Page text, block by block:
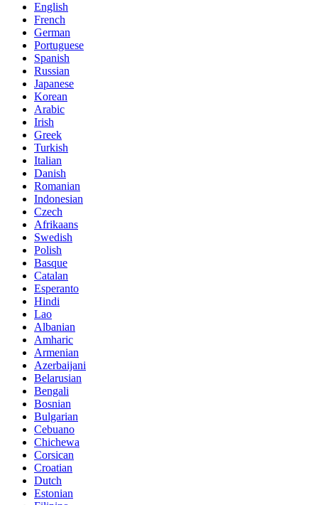
English
French
German
Portuguese
Spanish
Russian
Japanese
Korean
Arabic
Irish
Greek
Turkish
Italian
Danish
Romanian
Indonesian
Czech
Afrikaans
Swedish
Polish
Basque
Catalan
Esperanto
Hindi
Lao
Albanian
Amharic
Armenian
Azerbaijani
Belarusian
Bengali
Bosnian
Bulgarian
Cebuano
Chichewa
Corsican
Croatian
Dutch
Estonian